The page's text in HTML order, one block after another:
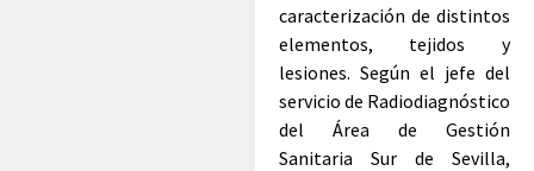
caracterización de distintos
elementos, tejidos y
lesiones. Según el jefe del
servicio de Radiodiagnóstico
del Área de Gestión
Sanitaria Sur de Sevilla,